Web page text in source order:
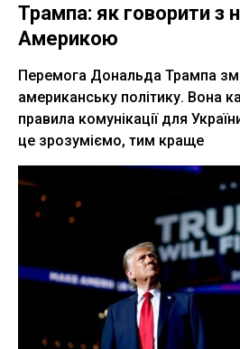
Трампа: як говорити з
Америкою
Перемога Дональда Трампа
американську політику. Вона
правила комунікації для
це зрозуміємо, тим краще